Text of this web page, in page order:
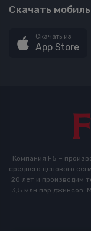
Скачать
Скачать из
App Store
Компания F5 –
среднего ценового
20 лет и производим
3,5 млн пар джинсов.